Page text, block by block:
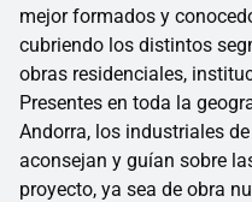
mejor formados y
cubriendo los distintos
obras residenciales,
Presentes en toda la
Andorra, los industriales
aconsejan y guían sobre
proyecto, ya sea de obra